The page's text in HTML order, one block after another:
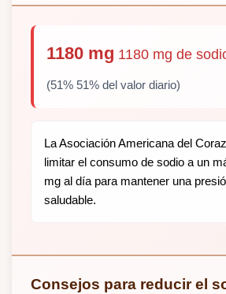
1180 mg 1180 mg de
(51% 51% del valor diario)
La Asociación Americana del
limitar el consumo de sodio a un
mg al día para mantener una
saludable.
Consejos para reducir el